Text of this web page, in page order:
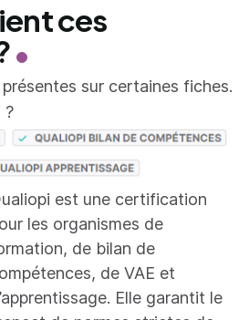
ces
sur certaines fiches.
?
est une certification
les organismes de
de bilan de
de VAE et
Elle garantit le